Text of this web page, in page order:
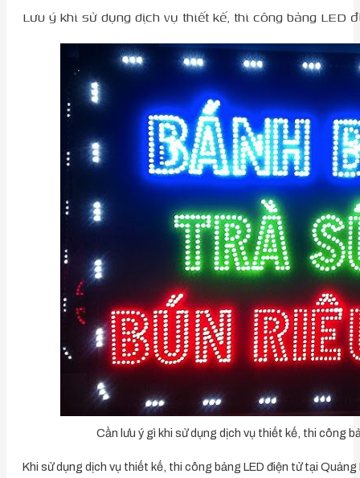
Lưu ý khi sử dụng dịch vụ thiết kế, thi công bảng LED
Cần lưu ý gì khi sử dụng dịch vụ thiết kế, thi công
Khi sử dụng dịch vụ thiết kế, thi công bảng LED điện tử tại